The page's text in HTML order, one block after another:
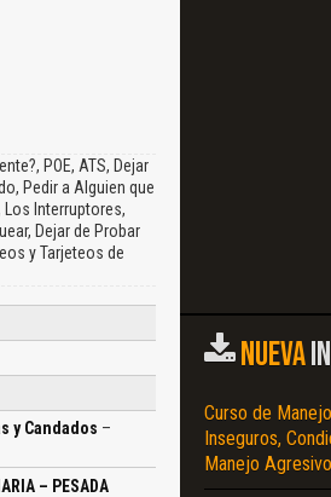
POE, ATS, Dejar
Pedir a Alguien que
Interruptores,
Dejar de Probar
y Tarjeteos de
y Candados –
– PESADA
NUEVA
Curso de
Inseguros,
Manejo Agresivo